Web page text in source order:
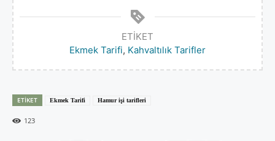
ETIKET
Ekmek Tarifi, Kahvaltılık Tarifler
ETIKET Ekmek Tarifi Hamur işi tarifleri
123